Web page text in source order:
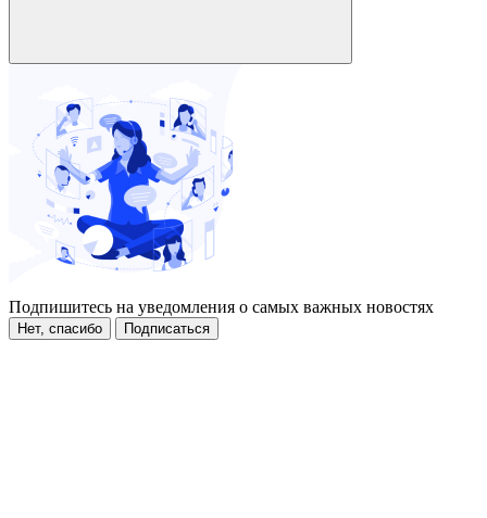
Подпишитесь на уведомления о самых важных новостях
Нет, спасибо Подписаться